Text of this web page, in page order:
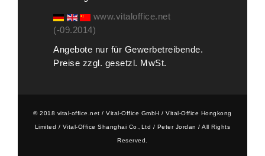
www.vitaloffice.net
(-09.2014)
Angebote nur für Gewerbetreibende.
Preise zzgl. gesetzl. MwSt.
© 2018 vital-office.net / Vital-Office GmbH / Vital-Office Hongkong
Limited / Vital-Office Shanghai Co.,Ltd / Peter Jordan / All Rights
Reserved.